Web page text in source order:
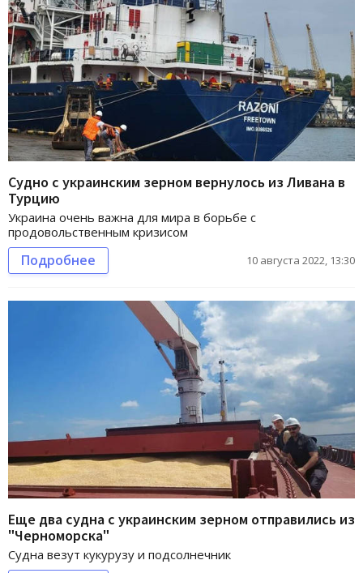
Cудно с украинским зерном вернулось из Ливана в
Турцию
Украина очень важна для мира в борьбе с
продовольственным кризисом
Подробнее 10 августа 2022, 13:30
Еще два судна с украинским зерном отправились из
"Черноморска"
Судна везут кукурузу и подсолнечник